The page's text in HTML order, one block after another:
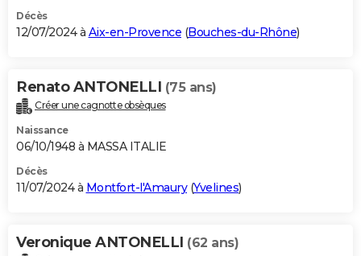
Décès
12/07/2024 à Aix-en-Provence (Bouches-du-Rhône)
Renato ANTONELLI (75 ans)
Créer une cagnotte obsèques
Naissance
06/10/1948 à MASSA ITALIE
Décès
11/07/2024 à Montfort-l'Amaury(Yvelines)
Veronique ANTONELLI (62 ans)